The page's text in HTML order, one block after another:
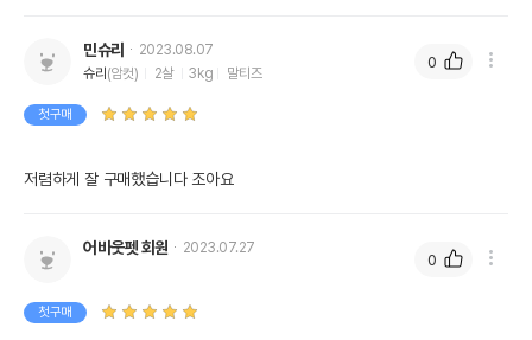
민슈리
2023.08.07
슈리 (암컷) 2살 3kg 말티즈
첫구매
저렴하게 잘 구매했습니다 조아요
0
어바웃펫 회원 2023.07.27
첫구매
0